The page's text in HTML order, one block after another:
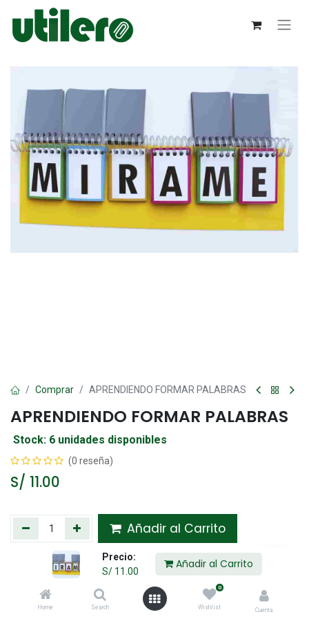
Precio:
S/ 11.00
Añadir al Carrito
Home Search
0
Wishlist Cuenta
Comprar APRENDIENDO FORMAR PALABRAS
APRENDIENDO FORMAR PALABRAS
Stock: 6 unidades disponibles
(0 reseña)
S/ 11.00
Añadir al Carrito
Agregar a la lista de deseos
Compartir :